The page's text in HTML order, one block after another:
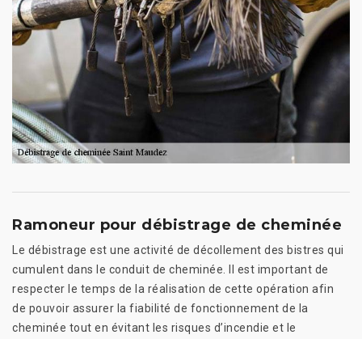
Ramoneur pour débistrage de cheminée
Le débistrage est une activité de décollement des bistres qui
cumulent dans le conduit de cheminée. Il est important de
respecter le temps de la réalisation de cette opération afin
de pouvoir assurer la fiabilité de fonctionnement de la
cheminée tout en évitant les risques d’incendie et le